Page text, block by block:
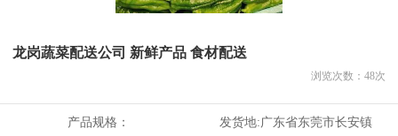
龙岗蔬菜配送公司 新鲜产品 食材配送
浏览次数： 48次
产品规格： 发货地:广东省东莞市长安镇